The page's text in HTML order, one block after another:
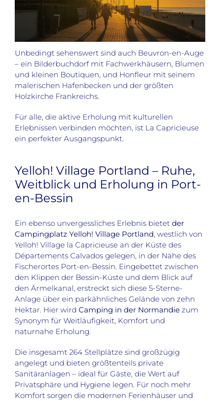
Unbedingt sehenswert sind auch Beuvron-en-Auge
– ein Bilderbuchdorf mit Fachwerkhäusern, Blumen
und kleinen Boutiquen, und Honfleur mit seinem
malerischen Hafenbecken und der größten
Holzkirche Frankreichs.
Für alle, die aktive Erholung mit kulturellen
Erlebnissen verbinden möchten, ist La Capricieuse
ein perfekter Ausgangspunkt.
Yelloh! Village Portland – Ruhe,
Weitblick und Erholung in Port-
en-Bessin
Ein ebenso unvergessliches Erlebnis bietet der
Campingplatz Yelloh! Village Portland, westlich von
Yelloh! Village la Capricieuse an der Küste des
Départements Calvados gelegen, in der Nähe des
Fischerortes Port-en-Bessin. Eingebettet zwischen
den Klippen der Bessin-Küste und dem Blick auf
den Ärmelkanal, erstreckt sich diese 5-Sterne-
Anlage über ein parkähnliches Gelände von zehn
Hektar. Hier wird Camping in der Normandiezum
Synonym für Weitläufigkeit, Komfort und
naturnahe Erholung.
Die insgesamt 264 Stellplätze sind großzügig
angelegt und bieten größtenteils private
Sanitäranlagen – ideal für Gäste, die Wert auf
Privatsphäre und Hygiene legen. Für noch mehr
Komfort sorgen die modernen Ferienhäuser und